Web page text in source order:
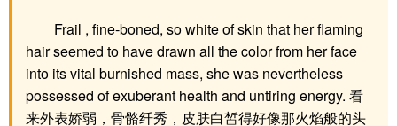
Frail , fine-boned, so white of skin that her flaming
hair seemed to have drawn all the color from her face
into its vital burnished mass, she was nevertheless
possessed of exuberant health and untiring energy. 看
来外表娇弱，骨骼纤秀，皮肤白皙得好像那火焰般的头